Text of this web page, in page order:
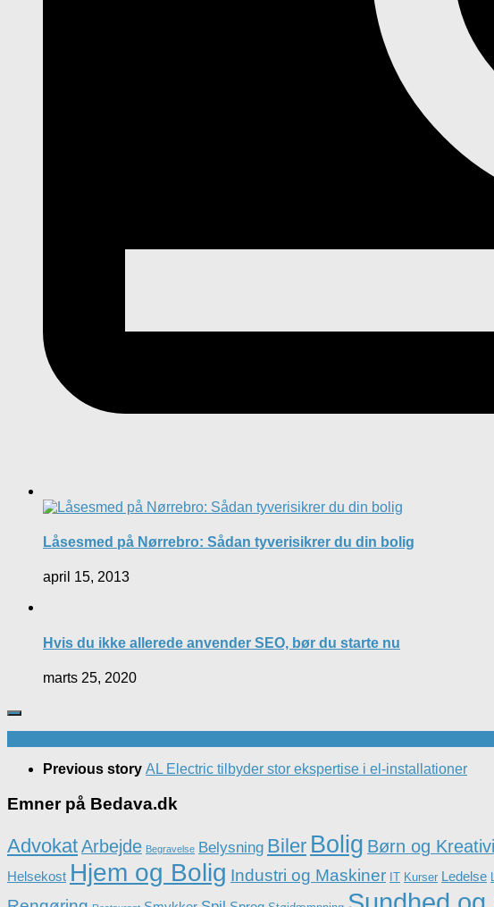
Låsesmed på Nørrebro: Sådan tyverisikrer du din bolig
april 15, 2013
Hvis du ikke allerede anvender SEO, bør du starte nu
marts 25, 2020
Previous story AL Electric tilbyder stor ekspertise i el-installationer
Emner på Bedava.dk
AdvokatArbejde Begravelse Belysning Biler Bolig Børn og
Helsekost Hjem og Bolig Industri og Maskiner IT Kurser Ledelse